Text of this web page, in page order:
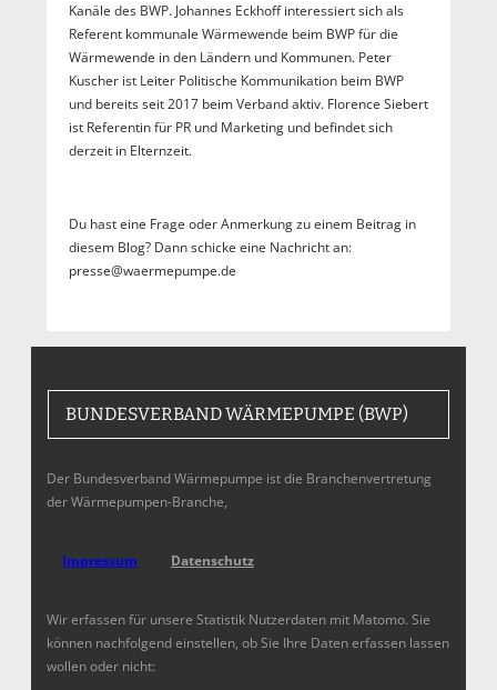
Kanäle des BWP. Johannes Eckhoff interessiert sich als
Referent kommunale Wärmewende beim BWP für die
Wärmewende in den Ländern und Kommunen. Peter
Kuscher ist Leiter Politische Kommunikation beim BWP
und bereits seit 2017 beim Verband aktiv. Florence Siebert
ist Referentin für PR und Marketing und befindet sich
derzeit in Elternzeit.
Du hast eine Frage oder Anmerkung zu einem Beitrag in
diesem Blog? Dann schicke eine Nachricht an:
presse@waermepumpe.de
BUNDESVERBAND WÄRMEPUMPE (BWP)
Der Bundesverband Wärmepumpe ist die Branchenvertretung
der Wärmepumpen-Branche,
Impressum Datenschutz
Wir erfassen für unsere Statistik Nutzerdaten mit Matomo. Sie
können nachfolgend einstellen, ob Sie Ihre Daten erfassen lassen
wollen oder nicht: